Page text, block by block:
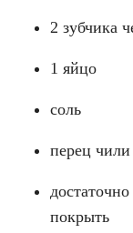
2 зубчика
1 яйцо
соль
перец чили
покрыть